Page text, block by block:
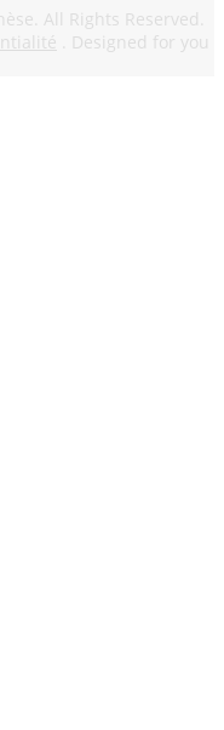
All Rights Reserved.
. Designed for you